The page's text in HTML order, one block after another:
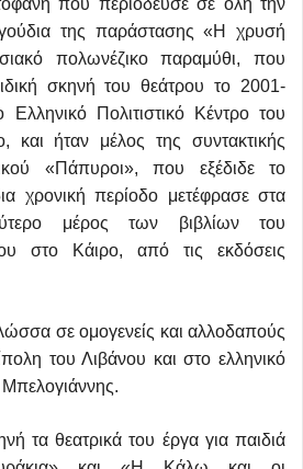
της παράστασης «Η χρυσή
πολωνέζικο παραμύθι, που
σκηνή του θεάτρου το 2001-
Πολιτιστικό Κέντρο του
και ήταν μέλος της συντακτικής
«Πάπυροι», που εξέδιδε το
χρονική περίοδο μετέφρασε στα
μέρος των βιβλίων του
στο Κάιρο, από τις εκδόσεις
σε ομογενείς και αλλοδαπούς
του Λιβάνου και στο ελληνικό
τα θεατρικά του έργα για παιδιά